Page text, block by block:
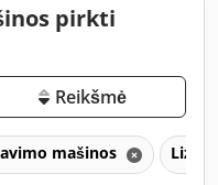
pirkti
Reikšmė
mašinos